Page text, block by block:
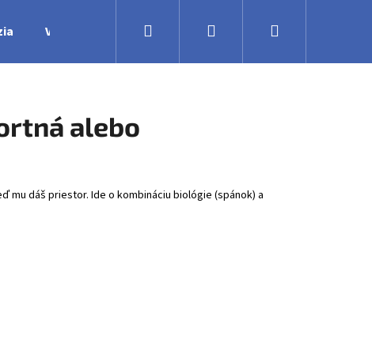
Výroba Obchodné podmienky Veľkoobchodná
Prihlásenie
alebo
dáš priestor. Ide o kombináciu biológie (spánok) a